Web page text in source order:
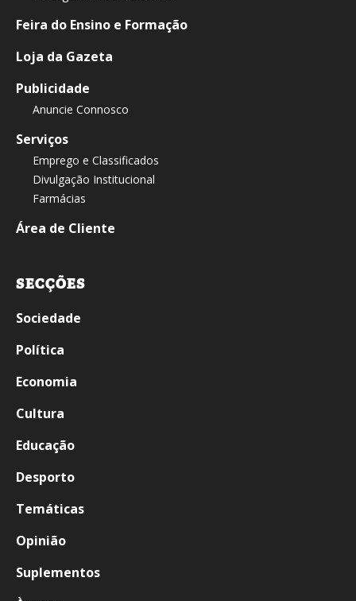
Feira do Ensino e Formação
Loja da Gazeta
Publicidade
Anuncie Connosco
Serviços
Emprego e Classificados
Divulgação Institucional
Farmácias
Área de Cliente
SECÇÕES
Sociedade
Política
Economia
Cultura
Educação
Desporto
Temáticas
Opinião
Suplementos